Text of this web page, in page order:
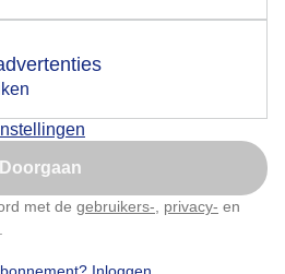
Instellingen
Doorgaan
met de gebruikers- privacy- en
Inloggen
toon de popup
misschien later
dit aan te passen